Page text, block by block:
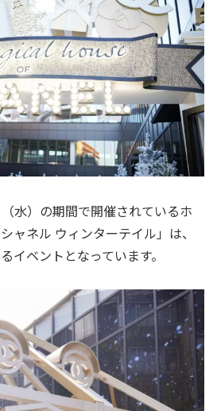
水）の期間で開催されているホ
ャネル ウィンターテイル」は、
イベントとなっています。